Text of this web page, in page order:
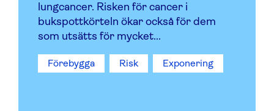
lungcancer. Risken för cancer i
bukspottkörteln ökar också för dem
som utsätts för mycket...
Förebygga Risk Exponering